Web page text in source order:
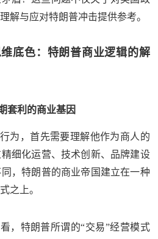
解与应对特朗普冲击提供参考。
底色：特朗普商业逻辑的解
套利的商业基因
为，首先需要理解他作为商人的
细化运营、技术创新、品牌建设
，特朗普的商业帝国建立在一种
之上。
，特朗普所谓的“交易”经营模式